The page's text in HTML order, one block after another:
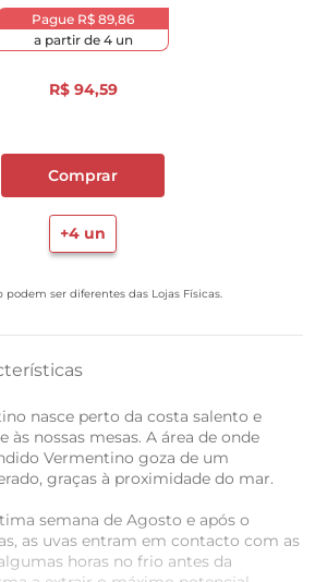
Pague R$ 89,86
a partir de 4un
R$ 94,59
Comprar
+4 un
podem ser diferentes das Lojas Físicas.
nasce perto da costa salento e
nossas mesas. A área de onde
Vermentino goza de um
graças à proximidade do mar.
semana de Agosto e após o
as uvas entram em contacto com as
horas no frio antes da